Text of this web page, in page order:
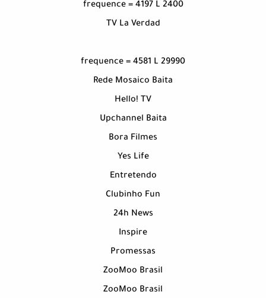
frequence = 4197 L 2400
TV La Verdad
frequence = 4581 L 29990
Rede Mosaico Baita
Hello! TV
Upchannel Baita
Bora Filmes
Yes Life
Entretendo
Clubinho Fun
24h News
Inspire
Promessas
ZooMoo Brasil
ZooMoo Brasil